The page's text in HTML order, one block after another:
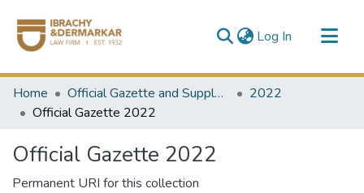
Log In (current)
Communities & Collections
All of DSpace
Home Official Gazette and Supplement
2022
Official Gazette 2022
Official Gazette 2022
Permanent URI for this collection